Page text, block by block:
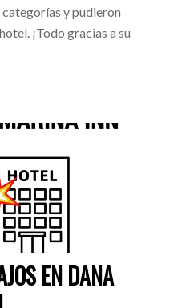
y pudieron
¡Todo gracias a su
EN DANA